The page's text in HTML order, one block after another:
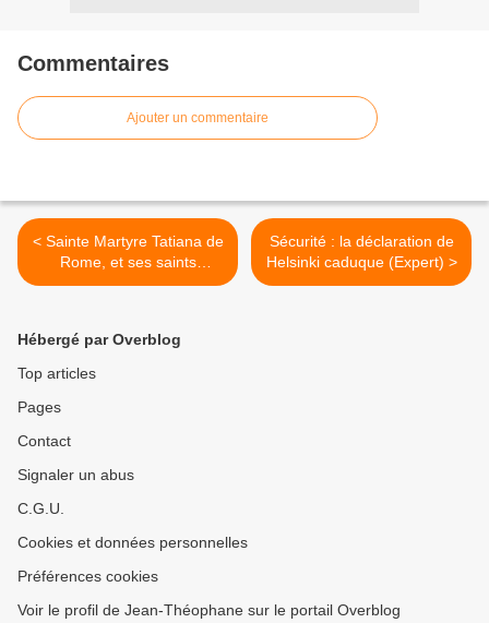
Commentaires
Ajouter un commentaire
< Sainte Martyre Tatiana de
Rome, et ses saints
compagnons
Sécurité : la déclaration de
Helsinki caduque (Expert) >
Hébergé par Overblog
Top articles
Pages
Contact
Signaler un abus
C.G.U.
Cookies et données personnelles
Préférences cookies
Voir le profil de Jean-Théophane sur le portail Overblog